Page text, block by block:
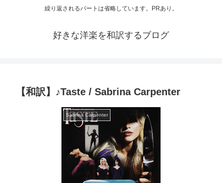
繰り返されるパートは省略しています。PRあり。
好きな洋楽を和訳するブログ
【和訳】♪Taste / Sabrina Carpenter
Sabrina Carpenter